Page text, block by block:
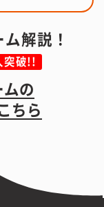
解説！
突破!!
の
ちら